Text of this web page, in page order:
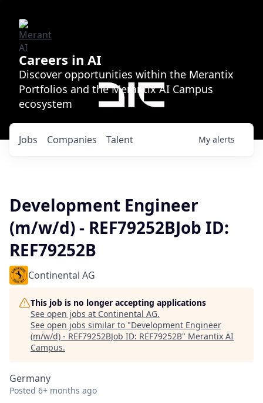
Careers in AI
Discover opportunities within the Merantix
Portfolios and the Merantix AI Campus
ecosystem
Jobs Companies Talent My alerts
Development Engineer
(m/w/d) - REF79252BJob ID:
REF79252B
Continental AG
This job is no longer accepting applications
See open jobs at Continental AG.
See open jobs similar to "Development Engineer
(m/w/d) - REF79252BJob ID: REF79252B" Merantix AI
Campus.
Germany
Posted 6+ months ago